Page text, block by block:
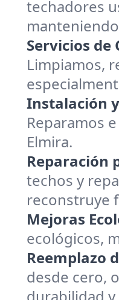
techadores
Servicios de
Limpiamos,
Instalación
Reparamos
Elmira.
Reparación
techos y
reconstruye
Mejoras
ecológicos,
Reemplazo
desde cero,